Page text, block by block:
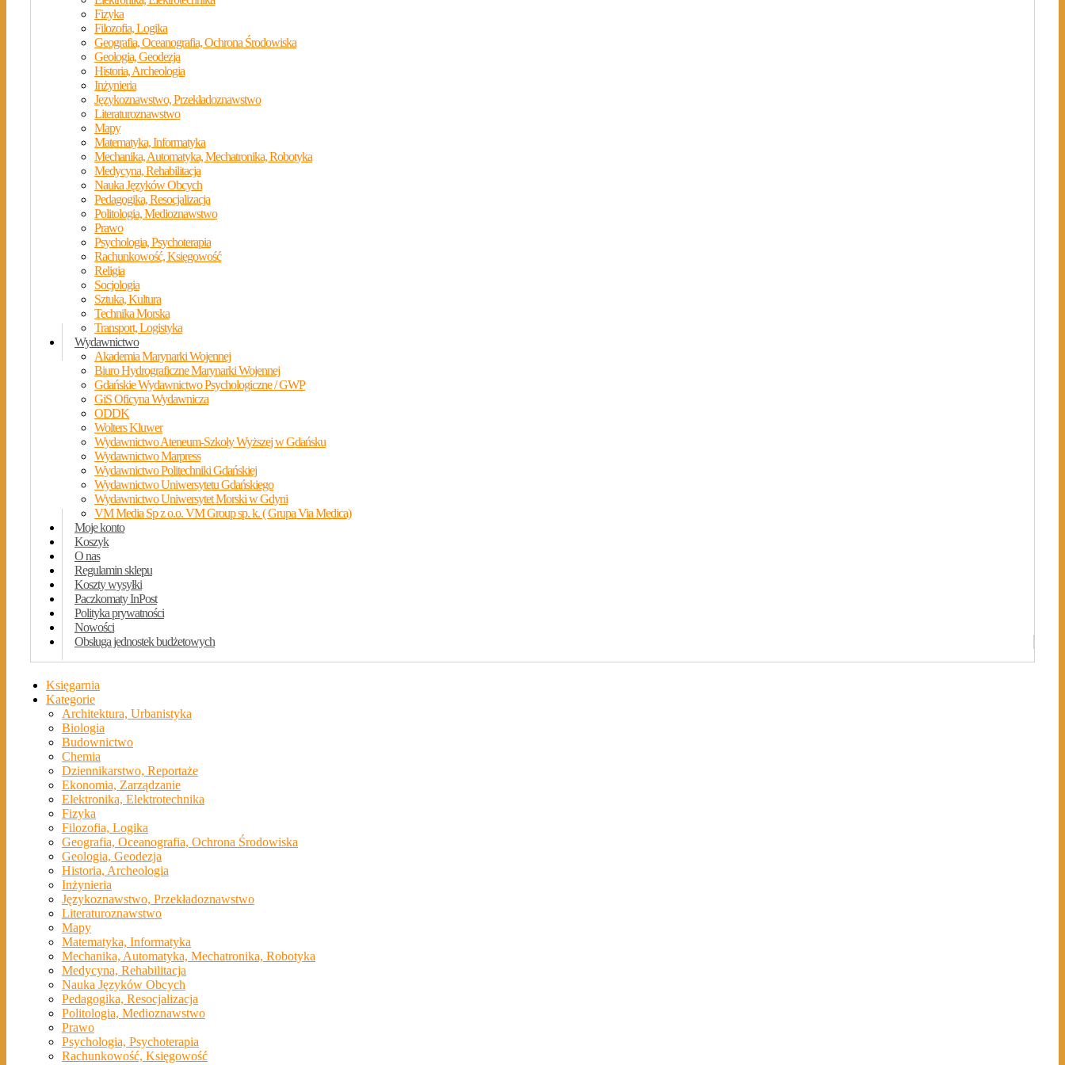
Fizyka
Filozofia, Logika
Geografia, Oceanografia, Ochrona Środowiska
Geologia, Geodezja
Historia, Archeologia
Inżynieria
Językoznawstwo, Przekładoznawstwo
Literaturoznawstwo
Mapy
Matematyka, Informatyka
Mechanika, Automatyka, Mechatronika, Robotyka
Medycyna, Rehabilitacja
Nauka Języków Obcych
Pedagogika, Resocjalizacja
Politologia, Medioznawstwo
Prawo
Psychologia, Psychoterapia
Rachunkowość, Księgowość
Religia
Socjologia
Sztuka, Kultura
Technika Morska
Transport, Logistyka
Wydawnictwo
Akademia Marynarki Wojennej
Biuro Hydrograficzne Marynarki Wojennej
Gdańskie Wydawnictwo Psychologiczne / GWP
GiS Oficyna Wydawnicza
ODDK
Wolters Kluwer
Wydawnictwo Ateneum-Szkoły Wyższej w Gdańsku
Wydawnictwo Marpress
Wydawnictwo Politechniki Gdańskiej
Wydawnictwo Uniwersytetu Gdańskiego
Wydawnictwo Uniwersytet Morski w Gdyni
VM Media Sp z o.o. VM Group sp. k. ( Grupa Via Medica)
Moje konto
Koszyk
O nas
Regulamin sklepu
Koszty wysyłki
Paczkomaty InPost
Polityka prywatności
Nowości
Obsługa jednostek budżetowych
Księgarnia
Kategorie
Architektura, Urbanistyka
Biologia
Budownictwo
Chemia
Dziennikarstwo, Reportaże
Ekonomia, Zarządzanie
Elektronika, Elektrotechnika
Fizyka
Filozofia, Logika
Geografia, Oceanografia, Ochrona Środowiska
Geologia, Geodezja
Historia, Archeologia
Inżynieria
Językoznawstwo, Przekładoznawstwo
Literaturoznawstwo
Mapy
Matematyka, Informatyka
Mechanika, Automatyka, Mechatronika, Robotyka
Medycyna, Rehabilitacja
Nauka Języków Obcych
Pedagogika, Resocjalizacja
Politologia, Medioznawstwo
Prawo
Psychologia, Psychoterapia
Rachunkowość, Księgowość